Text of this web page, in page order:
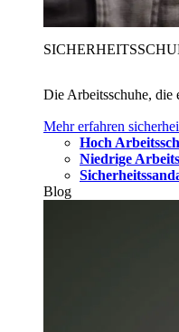
Die Arbeitsschuhe, die
Mehr erfahren
Hoch
Niedrige
Blog